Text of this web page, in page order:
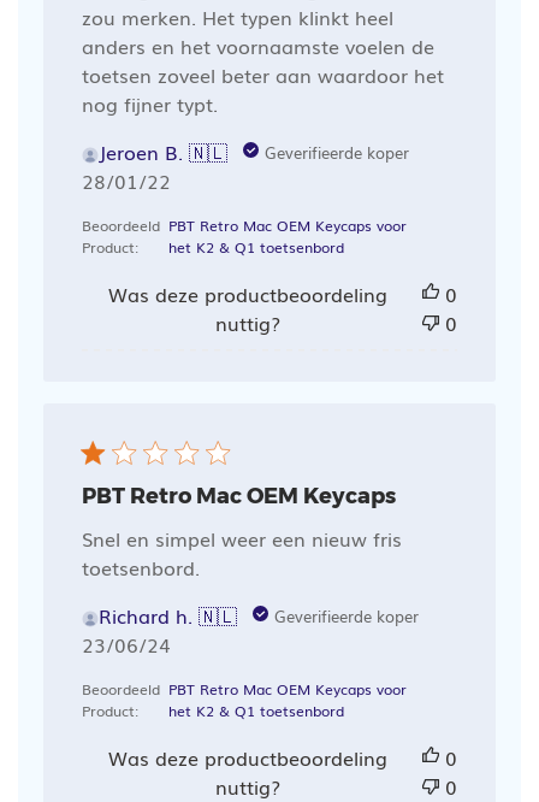
zou merken. Het typen klinkt heel
anders en het voornaamste voelen de
toetsen zoveel beter aan waardoor het
nog fijner typt.
Jeroen B. 🇳🇱
Geverifieerde koper
Publicatiedatum
28/01/22
Beoordeeld
Product:
PBT Retro Mac OEM Keycaps voor
het K2 & Q1 toetsenbord
Was deze productbeoordeling
nuttig?
0
0
PBT Retro Mac OEM Keycaps
Snel en simpel weer een nieuw fris
toetsenbord.
Richard h. 🇳🇱
Geverifieerde koper
Publicatiedatum
23/06/24
Beoordeeld
Product:
PBT Retro Mac OEM Keycaps voor
het K2 & Q1 toetsenbord
Was deze productbeoordeling
nuttig?
0
0